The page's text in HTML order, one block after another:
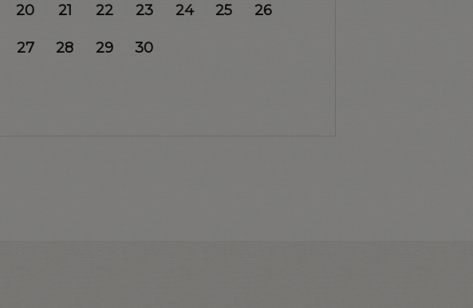
20 21 22 23 24 25 26
27 28 29 30